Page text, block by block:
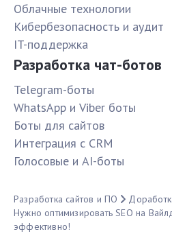
Облачные технологии
Кибербезопасность и аудит
IT-поддержка
Разработка чат-ботов
Telegram-боты
WhatsApp и Viber боты
Боты для сайтов
Интеграция с CRM
Голосовые и AI-боты
Разработка сайтов и ПО
Нужно оптимизировать SEO на
эффективно!